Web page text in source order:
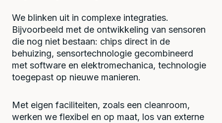
We blinken uit in complexe integraties.
Bijvoorbeeld met de ontwikkeling van sensoren
die nog niet bestaan: chips direct in de
behuizing, sensortechnologie gecombineerd
met software en elektromechanica, technologie
toegepast op nieuwe manieren.
Met eigen faciliteiten, zoals een cleanroom,
werken we flexibel en op maat, los van externe